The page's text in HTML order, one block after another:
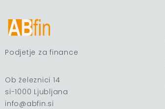
Podjetje za finance
Ob železnici 14
si-1000 Ljubljana
info@abfin.si